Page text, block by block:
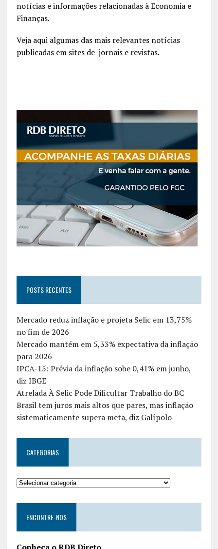
notícias e informações relacionadas à Economia e
Finanças.
Veja aqui algumas das mais relevantes notícias
publicadas em sites de jornais e revistas.
POSTS RECENTES
Mercado reduz inflação e projeta Selic em 13,75%
no fim de 2026
Mercado mantém em 5,33% expectativa da inflação
para 2026
IPCA-15: Prévia da inflação sobe 0,41% em junho,
diz IBGE
Atrelada À Selic Pode Dificultar Trabalho do BC
Brasil tem juros mais altos que pares, mas inflação
sistematicamente supera meta, diz Galípolo
CATEGORIAS
ENCONTRE-NOS